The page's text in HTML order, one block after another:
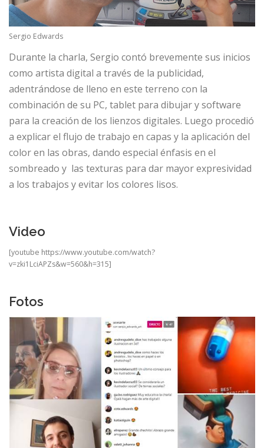
Sergio Edwards
Durante la charla, Sergio contó brevemente sus inicios
como artista digital a través de la publicidad,
adentrándose de lleno en este terreno con la
combinación de su PC, tablet para dibujar y software
para la creación de los lienzos digitales. Luego procedió
a explicar el flujo de trabajo en capas y la aplicación del
color en las obras, dando especial énfasis en el
sombreado y las texturas para dar mayor expresividad
a los trabajos y evitar los colores lisos.
Video
[youtube https://www.youtube.com/watch?
v=zki1LciAPZs&w=560&h=315]
Fotos